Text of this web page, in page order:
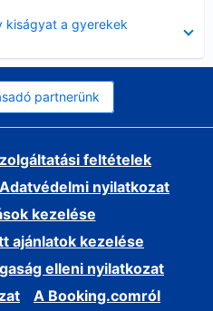
kiságyat a gyerekek
partnerünk
feltételek
Adatvédelmi nyilatkozat
kezelése
ajánlatok kezelése
elleni nyilatkozat
A Booking.comról